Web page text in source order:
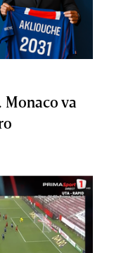
Monaco va